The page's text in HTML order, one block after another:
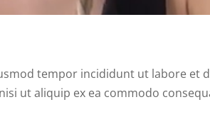
tempor incididunt ut labore et
ut aliquip ex ea commodo